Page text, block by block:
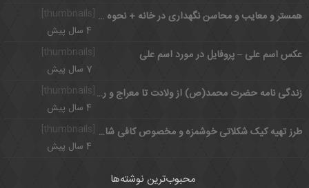
همستر و معایب و محاسن نگهداری در خانه + نحوه نگهداری
4 سال پیش
[thumbnails]
عکس اسم علی – پروفایل در مورد اسم علی
7 سال پیش
زندگی نامه حضرت محمد(ص) از ولادت تا معراج و رحلت
4 سال پیش
طرز تهیه کیک شکلاتی خوشمزه و مخصوص کافی شاپی در خانه
4 سال پیش
محبوب‌ترین نوشته‌ها